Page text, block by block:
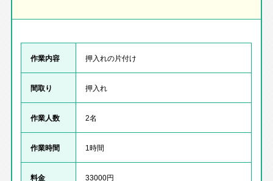
作業内容 押入れの片付け
間取り 押入れ
作業人数 2名
作業時間 1時間
料金 33000円